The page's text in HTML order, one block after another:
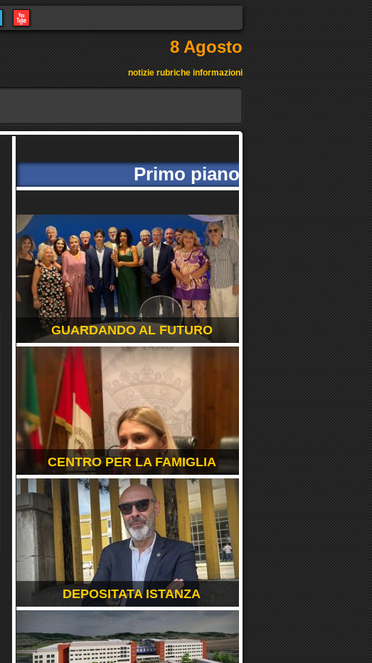
8 Agosto
notizie rubriche informazioni
Primo piano
GUARDANDO AL FUTURO
CENTRO PER LA FAMIGLIA
DEPOSITATA ISTANZA